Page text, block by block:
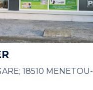
18510 MENETOU-